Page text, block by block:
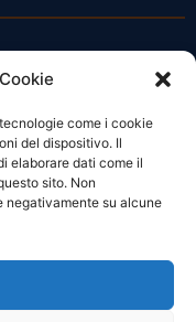
come i cookie
del dispositivo. Il
elaborare dati come il
sito. Non
negativamente su alcune